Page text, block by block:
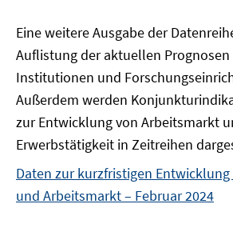
Eine weitere Ausgabe der
Auflistung der aktuellen
Institutionen und
Außerdem werden
zur Entwicklung von Arbeitsmarkt
Erwerbstätigkeit in Zeitreihen
Daten zur kurzfristigen
und Arbeitsmarkt – Februar 2024